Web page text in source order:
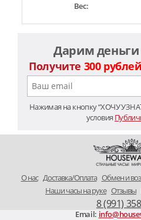
Вес:
Дарим деньги
Получите 300 рублей
Нажимая на кнопку “ХОЧУ
условия
O нас Доставка/Оплата Обмен и
Наши часы на руке Отзывы
8 (991)
Email: